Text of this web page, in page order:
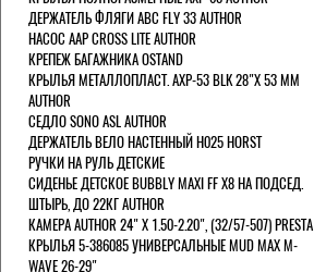
ДЕРЖАТЕЛЬ ФЛЯГИ АВС FLY 33 AUTHOR
НАСОС AAP CROSS LITE AUTHOR
КРЕПЕЖ БАГАЖНИКА OSTAND
КРЫЛЬЯ МЕТАЛЛОПЛАСТ. AXP-53 BLK 28"Х 53 ММ
AUTHOR
СЕДЛО SONO ASL AUTHOR
ДЕРЖАТЕЛЬ ВЕЛО НАСТЕННЫЙ H025 HORST
РУЧКИ НА РУЛЬ ДЕТСКИЕ
СИДЕНЬЕ ДЕТСКОЕ BUBBLY MAXI FF X8 НА ПОДСЕД.
ШТЫРЬ, ДО 22КГ AUTHOR
КАМЕРА AUTHOR 24" Х 1.50-2.20", (32/57-507) PRESTA
КРЫЛЬЯ 5-386085 УНИВЕРСАЛЬНЫЕ MUD MAX M-
WAVE 26-29"